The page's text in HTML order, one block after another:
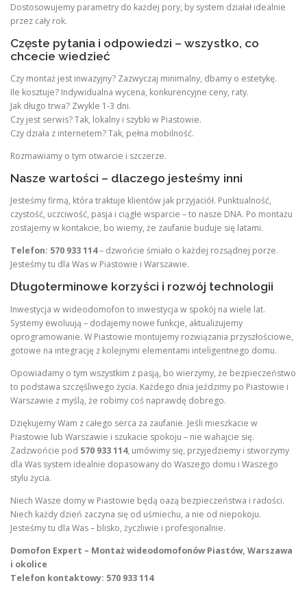
Dostosowujemy parametry do każdej pory, by system działał idealnie
przez cały rok.
Częste pytania i odpowiedzi – wszystko, co
chcecie wiedzieć
Czy montaż jest inwazyjny? Zazwyczaj minimalny, dbamy o estetykę.
Ile kosztuje? Indywidualna wycena, konkurencyjne ceny, raty.
Jak długo trwa? Zwykle 1-3 dni.
Czy jest serwis? Tak, lokalny i szybki w Piastowie.
Czy działa z internetem? Tak, pełna mobilność.
Rozmawiamy o tym otwarcie i szczerze.
Nasze wartości – dlaczego jesteśmy inni
Jesteśmy firmą, która traktuje klientów jak przyjaciół. Punktualność,
czystość, uczciwość, pasja i ciągłe wsparcie – to nasze DNA. Po montażu
zostajemy w kontakcie, bo wiemy, że zaufanie buduje się latami.
Telefon: 570 933 114– dzwońcie śmiało o każdej rozsądnej porze.
Jesteśmy tu dla Was w Piastowie i Warszawie.
Długoterminowe korzyści i rozwój technologii
Inwestycja w wideodomofon to inwestycja w spokój na wiele lat.
Systemy ewoluują – dodajemy nowe funkcje, aktualizujemy
oprogramowanie. W Piastowie montujemy rozwiązania przyszłościowe,
gotowe na integrację z kolejnymi elementami inteligentnego domu.
Opowiadamy o tym wszystkim z pasją, bo wierzymy, że bezpieczeństwo
to podstawa szczęśliwego życia. Każdego dnia jeździmy po Piastowie i
Warszawie z myślą, że robimy coś naprawdę dobrego.
Dziękujemy Wam z całego serca za zaufanie. Jeśli mieszkacie w
Piastowie lub Warszawie i szukacie spokoju – nie wahajcie się.
Zadzwońcie pod 570 933 114, umówimy się, przyjedziemy i stworzymy
dla Was system idealnie dopasowany do Waszego domu i Waszego
stylu życia.
Niech Wasze domy w Piastowie będą oazą bezpieczeństwa i radości.
Niech każdy dzień zaczyna się od uśmiechu, a nie od niepokoju.
Jesteśmy tu dla Was – blisko, życzliwie i profesjonalnie.
Domofon Expert – Montaż wideodomofonów Piastów, Warszawa
i okolice
Telefon kontaktowy: 570 933 114